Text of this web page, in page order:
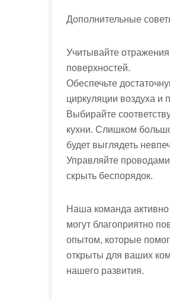
Дополнительные
Учитывайте
поверхностей.
Обеспечьте
циркуляции воздуха и
Выбирайте
кухни. Слишком
будет выглядеть
Управляйте
скрыть беспорядок.
Наша команда
могут благоприятно
опытом, которые
открыты для ваших
нашего развития.